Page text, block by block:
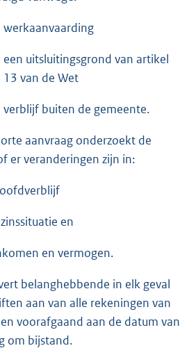
werkaanvaarding
een uitsluitingsgrond van artikel
13 van de Wet
verblijf buiten de gemeente.
aanvraag onderzoekt de
er veranderingen zijn in:
en
en vermogen.
belanghebbende in elk geval
aan van alle rekeningen van
voorafgaand aan de datum van
om bijstand.